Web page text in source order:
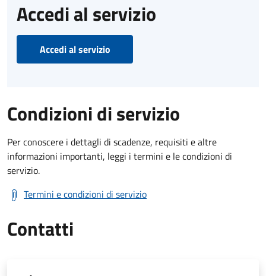
Accedi al servizio
Accedi al servizio
Condizioni di servizio
Per conoscere i dettagli di scadenze, requisiti e altre
informazioni importanti, leggi i termini e le condizioni di
servizio.
Termini e condizioni di servizio
Contatti